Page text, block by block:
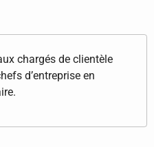
chargés de clientèle
d’entreprise en